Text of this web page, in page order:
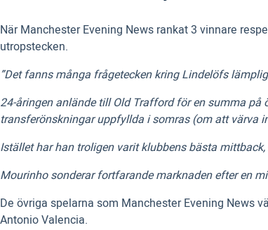
När Manchester Evening News rankat 3 vinnare
utropstecken.
”Det fanns många frågetecken kring Lindelöfs
24-åringen anlände till Old Trafford för en summa
transferönskningar uppfyllda i somras (om att värva
Istället har han troligen varit klubbens bästa
Mourinho sonderar fortfarande marknaden efter en
De övriga spelarna som Manchester Evening News
Antonio Valencia.